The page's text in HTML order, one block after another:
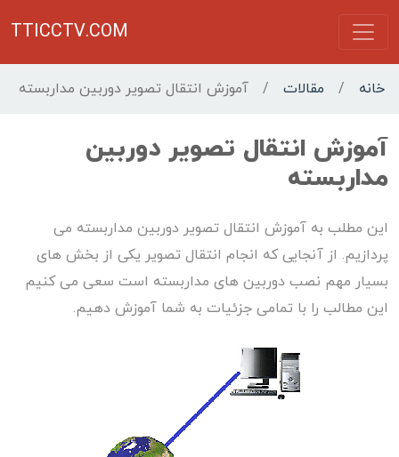
TTICCTV.COM
خانه / مقالات / آموزش انتقال تصویر دوربین مداربسته
آموزش انتقال تصویر دوربین
مداربسته
این مطلب به آموزش انتقال تصویر دوربین مداربسته می
پردازیم. از آنجایی که انجام انتقال تصویر یکی از بخش های
بسیار مهم نصب دوربین های مداربسته است سعی می کنیم
این مطالب را با تمامی جزئیات به شما آموزش دهیم.